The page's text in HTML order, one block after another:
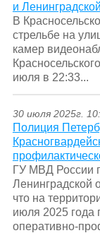
и
В
стрельбе на
камер
июля в 22:33...
30 июля 2025г.
Полиция
ГУ МВД России
Ленинградской
что на
июля 2025 года
оперативно-